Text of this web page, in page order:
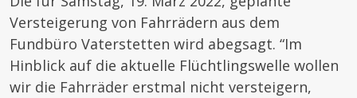
Versteigerung von Fahrrädern aus dem
Fundbüro Vaterstetten wird abegsagt. “Im
Hinblick auf die aktuelle Flüchtlingswelle wollen
wir die Fahrräder erstmal nicht versteigern,